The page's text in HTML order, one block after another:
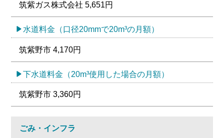
筑紫ガス株式会社 5,651円
水道料金（口径20mmで20m³の月額）
筑紫野市 4,170円
下水道料金（20m³使用した場合の月額）
筑紫野市 3,360円
ごみ・インフラ